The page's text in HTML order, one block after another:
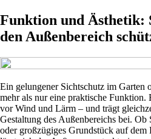
Funktion und Ästhetik:
den Außenbereich
Ein gelungener Sichtschutz im Garten
mehr als nur eine praktische Funktion.
vor Wind und Lärm – und trägt
Gestaltung des Außenbereichs bei. Ob
oder großzügiges Grundstück auf